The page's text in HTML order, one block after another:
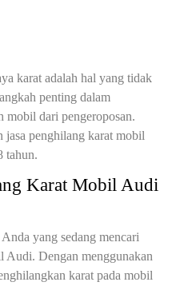
karat adalah hal yang tidak
penting dalam
mobil dari pengeroposan.
jasa penghilang karat mobil
tahun.
Karat Mobil Audi
yang sedang mencari
Audi. Dengan menggunakan
karat pada mobil